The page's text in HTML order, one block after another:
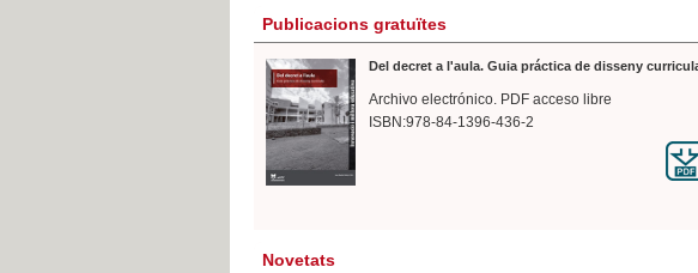
Publicacions gratuïtes
Del decret a l'aula. Guia práctica de disseny
Archivo electrónico. PDF acceso libre
ISBN:978-84-1396-436-2
Novetats